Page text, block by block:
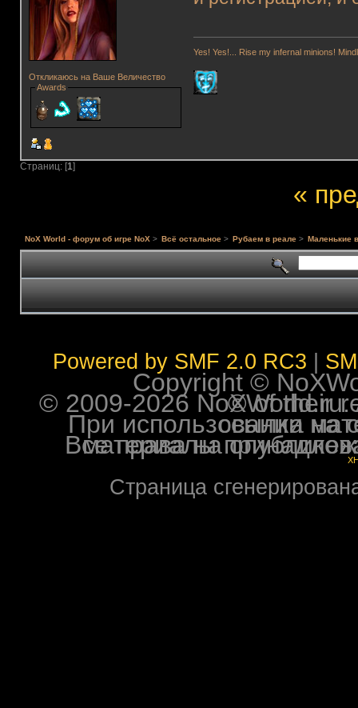
Откликаюсь на Ваше Величество
Awards
Yes! Yes!... Rise my infernal minions!
Страниц: [1]
«
NoX World - форум об игре NoX > Всё остальное > Рубаем в реале > Маленькие
Powered by SMF 2.0 RC3
Copyright ©
© 2009-2026 NoXWorld.ru. All
При использовании
Все права на опубликованные на форуме
Страница